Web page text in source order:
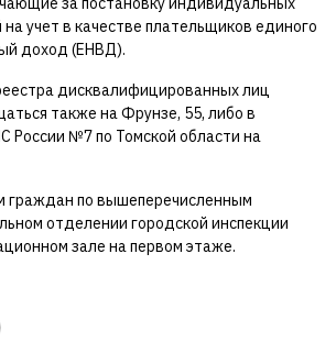
учет в качестве плательщиков единого
доход (ЕНВД).
дисквалифицированных лиц
также на Фрунзе, 55, либо в
№7 по Томской области на
граждан по вышеперечисленным
отделении городской инспекции
зале на первом этаже.